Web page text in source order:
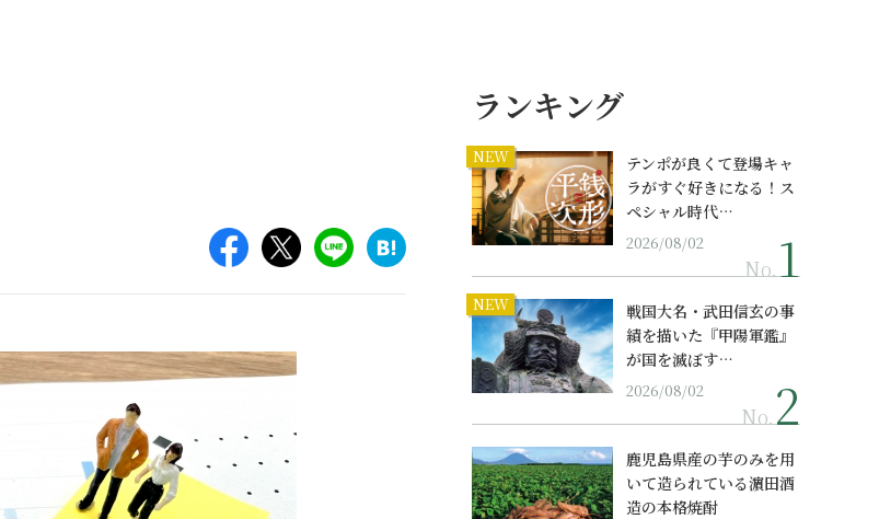
ランキング
NEW
テンポが良くて登場キャ
ラがすぐ好きになる！ス
ペシャル時代…
2026/08/02
No.
NEW
戦国大名・武田信玄の事
績を描いた『甲陽軍鑑』
が国を滅ぼす…
2026/08/02
No.
鹿児島県産の芋のみを用
いて造られている濵田酒
造の本格焼酎